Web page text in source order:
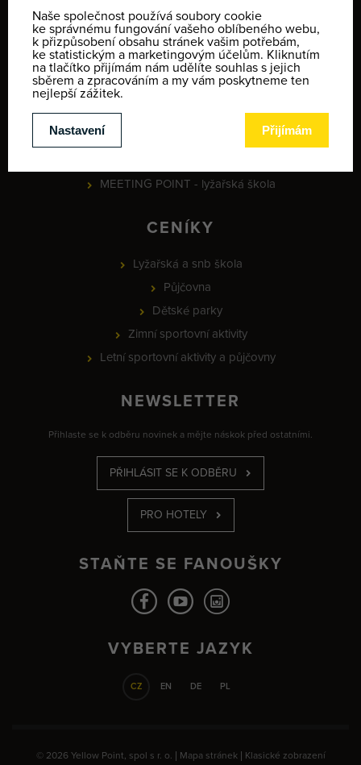
Partneři
PROJEKT - Online rezervace služeb a vybavení, check-in a
identifikace klientů
Informace o ochraně osobních údajů
Obchodní podmínky
MEETING POINT - lyžařská škola
CENÍKY
Lyžařská a snb škola
Půjčovna
Dětské parky
Zimní sportovní aktivity
Letní sportovní aktivity a půjčovny
NEWSLETTER
Přihlaste se k odběru novinek a mějte náskok před ostatními.
PŘIHLÁSIT SE K ODBĚRU
PRO HOTELY
STAŇTE SE FANOUŠKY
VYBERTE JAZYK
CZ EN DE PL
© 2026 Yellow Point, spol s r. o. | Mapa stránek| Klasické zobrazení